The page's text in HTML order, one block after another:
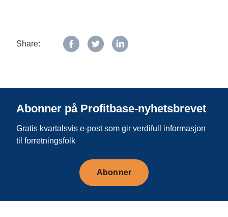
Share:
Abonner på Profitbase-nyhetsbrevet
Gratis kvartalsvis e-post som gir verdifull informasjon
til forretningsfolk
Abonner